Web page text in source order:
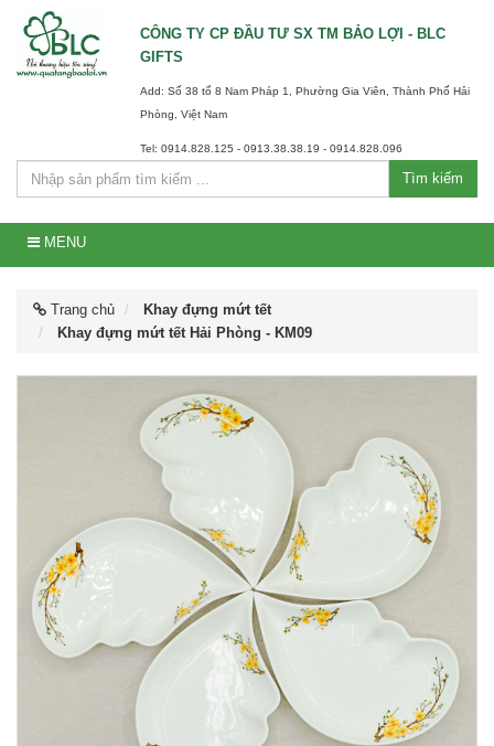
CÔNG TY CP ĐẦU TƯ SX TM BẢO LỢI - BLC
GIFTS
Add: Số 38 tổ 8 Nam Pháp 1, Phường Gia Viên, Thành Phố Hải
Phòng, Việt Nam
Tel: 0914.828.125 - 0913.38.38.19 - 0914.828.096
Tìm kiếm
MENU
Trang chủ
Khay đựng mứt tết
Khay đựng mứt tết Hải Phòng - KM09